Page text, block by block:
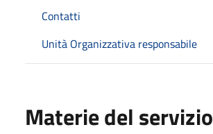
Contatti
Unità Organizzativa responsabile
Materie del servizio